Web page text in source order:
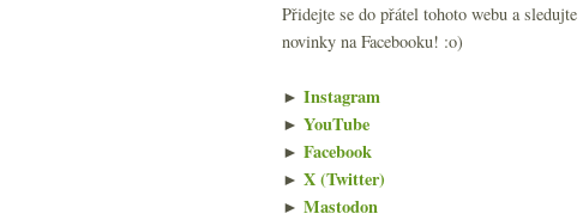
Přidejte se do přátel tohoto webu a sledujte
novinky na Facebooku! :o)
► Instagram
► YouTube
► Facebook
► X (Twitter)
► Mastodon